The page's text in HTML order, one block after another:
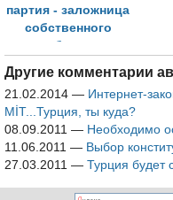
партия - заложница
собственного
образа
Другие комментарии
21.02.2014 — Интернет-
MİT...Турция, ты куда?
08.09.2011 — Необходимо
11.06.2011 — Выбор
27.03.2011 — Турция будет